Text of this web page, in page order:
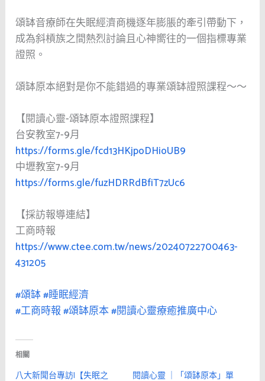
頌缽音療師在失眠經濟商機逐年膨脹的牽引帶動下，
成為斜槓族之間熱烈討論且心神嚮往的一個指標專業
證照。
頌缽原本絕對是你不能錯過的專業頌缽證照課程～～
【閱讀心靈-頌缽原本證照課程】
台安教室7-9月
https://forms.gle/fcd13HKjpoDHioUB9
中壢教室7-9月
https://forms.gle/fuzHDRRdBfiT7zUc6
【採訪報導連結】
工商時報
https://www.ctee.com.tw/news/20240722700463-
431205
#頌缽#睡眠經濟
#工商時報#頌缽原本#閱讀心靈療癒推廣中心
相關
八大新聞台專訪|【失眠之
閱讀心靈 ｜「頌缽原本」單